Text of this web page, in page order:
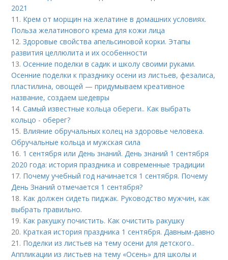
2021
11. Крем от морщин на желатине в домашних условиях.
Польза желатинового крема для кожи лица
12.Здоровые свойства апельсиновой корки. Этапы
развития целлюлита и их особенности
13.Осенние поделки в садик и школу своими руками.
Осенние поделки к празднику осени из листьев, фезалиса,
пластилина, овощей — придумываем креативное
название, создаем шедевры
14.Самый известные кольца обереги.. Как выбрать
кольцо - оберег?
15. Влияние обручальных колец на здоровье человека.
Обручальные кольца и мужская сила
16. 1 сентября или День знаний. День знаний 1 сентября
2020 года: история праздника и современные традиции
17. Почему учебный год начинается 1 сентября. Почему
День Знаний отмечается 1 сентября?
18. Как должен сидеть пиджак. Руководство мужчин, как
выбрать правильно.
19. Как ракушку почистить. Как очистить ракушку
20. Краткая история праздника 1 сентября. Давным-давно
21. Поделки из листьев на тему осени для детского..
Аппликации из листьев на тему «Осень» для школы и